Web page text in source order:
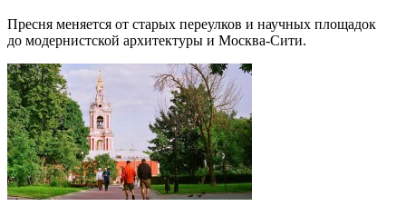
Пресня меняется от старых переулков и научных площадок
до модернистской архитектуры и Москва-Сити.